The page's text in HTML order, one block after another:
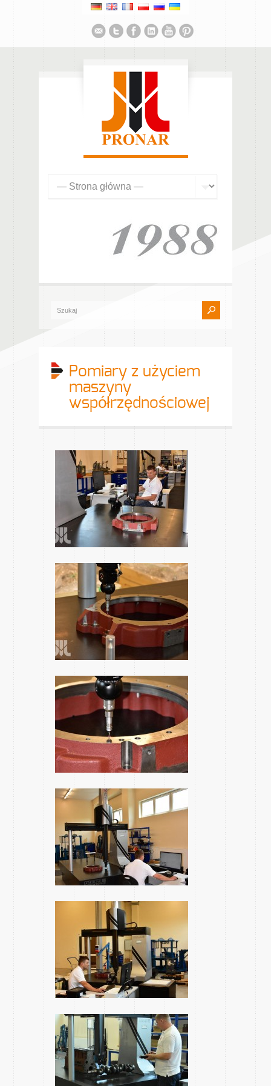
Pomiary z użyciem
maszyny
współrzędnościowej